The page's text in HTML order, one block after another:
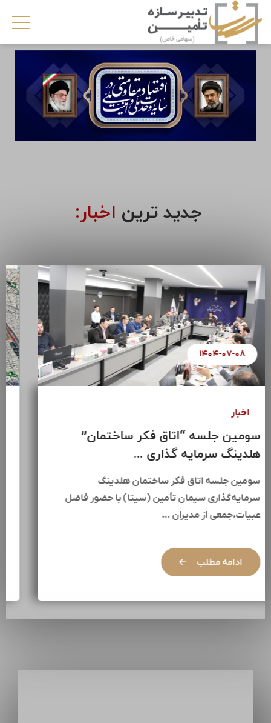
جدید ترین اخبار:
۱۴۰۴-۰۷-۰۸
سومین جلسه “اتاق فکر ساختمان”
هلدینگ سرمایه گذاری ...
سومین جلسه اتاق فکر ساختمان هلدینگ
سرمایه‌گذاری سیمان تأمین (سیتا) با حضور فاضل
عبیات،جمعی از مدیران …
ادامه مطلب